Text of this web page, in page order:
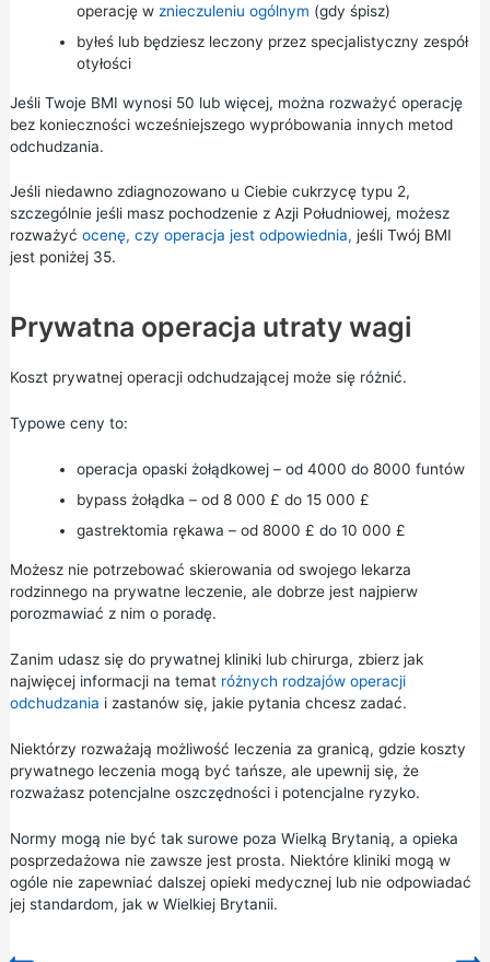
operację w znieczuleniu ogólnym (gdy śpisz)
byłeś lub będziesz leczony przez specjalistyczny zespół
otyłości
Jeśli Twoje BMI wynosi 50 lub więcej, można rozważyć operację
bez konieczności wcześniejszego wypróbowania innych metod
odchudzania.
Jeśli niedawno zdiagnozowano u Ciebie cukrzycę typu 2,
szczególnie jeśli masz pochodzenie z Azji Południowej, możesz
rozważyć ocenę, czy operacja jest odpowiednia, jeśli Twój BMI
jest poniżej 35.
Prywatna operacja utraty wagi
Koszt prywatnej operacji odchudzającej może się różnić.
Typowe ceny to:
operacja opaski żołądkowej – od 4000 do 8000 funtów
bypass żołądka – od 8 000 £ do 15 000 £
gastrektomia rękawa – od 8000 £ do 10 000 £
Możesz nie potrzebować skierowania od swojego lekarza
rodzinnego na prywatne leczenie, ale dobrze jest najpierw
porozmawiać z nim o poradę.
Zanim udasz się do prywatnej kliniki lub chirurga, zbierz jak
najwięcej informacji na temat różnych rodzajów operacji
odchudzania i zastanów się, jakie pytania chcesz zadać.
Niektórzy rozważają możliwość leczenia za granicą, gdzie koszty
prywatnego leczenia mogą być tańsze, ale upewnij się, że
rozważasz potencjalne oszczędności i potencjalne ryzyko.
Normy mogą nie być tak surowe poza Wielką Brytanią, a opieka
posprzedażowa nie zawsze jest prosta. Niektóre kliniki mogą w
ogóle nie zapewniać dalszej opieki medycznej lub nie odpowiadać
jej standardom, jak w Wielkiej Brytanii.